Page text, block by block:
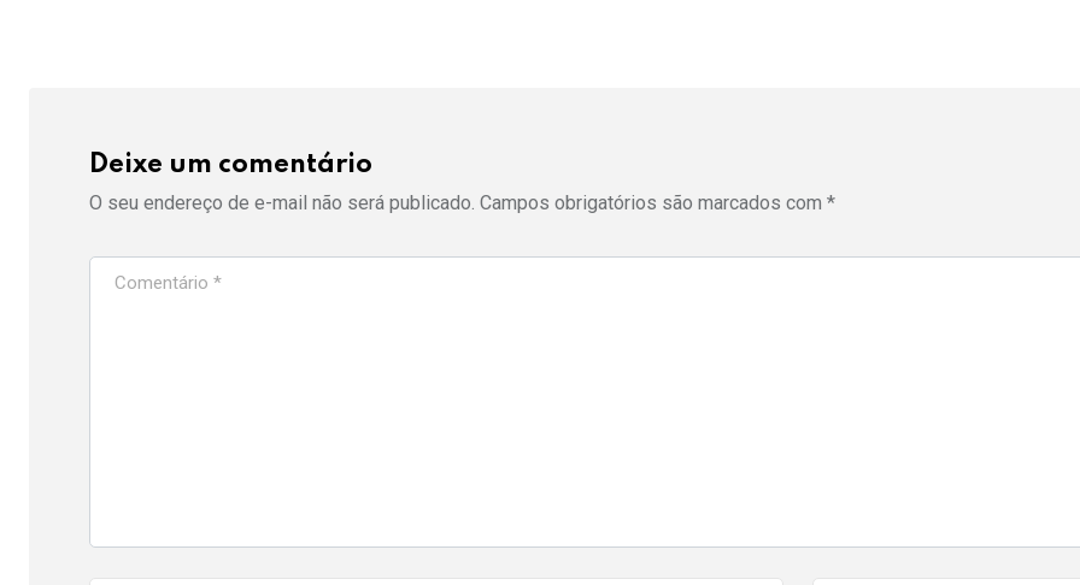
Deixe um comentário
O seu endereço de e-mail não será publicado. Campos obrigatórios são marcados com *